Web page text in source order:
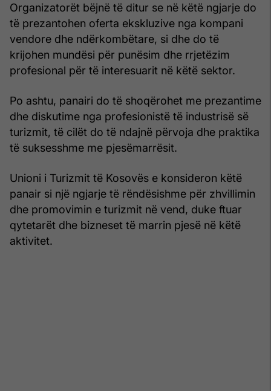
Organizatorët bëjnë të ditur se në këtë ngjarje do
të prezantohen oferta ekskluzive nga kompani
vendore dhe ndërkombëtare, si dhe do të
krijohen mundësi për punësim dhe rrjetëzim
profesional për të interesuarit në këtë sektor.
Po ashtu, panairi do të shoqërohet me prezantime
dhe diskutime nga profesionistë të industrisë së
turizmit, të cilët do të ndajnë përvoja dhe praktika
të suksesshme me pjesëmarrësit.
Unioni i Turizmit të Kosovës e konsideron këtë
panair si një ngjarje të rëndësishme për zhvillimin
dhe promovimin e turizmit në vend, duke ftuar
qytetarët dhe bizneset të marrin pjesë në këtë
aktivitet.